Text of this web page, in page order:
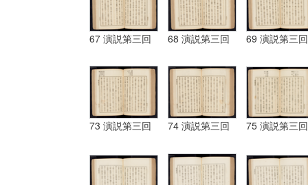
67 演説第三回 68 演説第三回 69 演説第三回
73 演説第三回 74 演説第三回 75 演説第三回